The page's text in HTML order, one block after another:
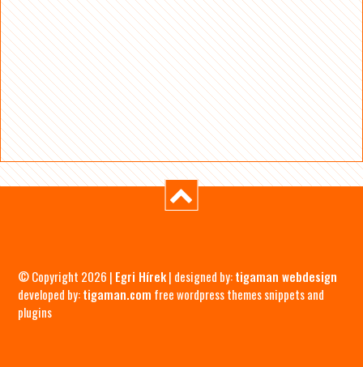
© Copyright 2026 | Egri Hírek| designed by:tigaman webdesign
developed by:tigaman.com free wordpress themes snippets and
plugins